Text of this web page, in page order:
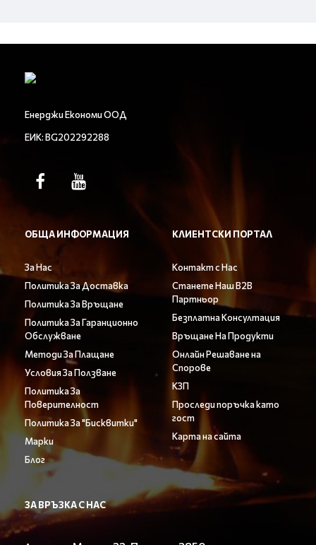
Енерджи Економи ООД
ЕИК: BG202292288
ОБЩА ИНФОРМАЦИЯ
За Нас
Политика За Доставка
Политика За Връщане
Политика За Гаранционно
Обслужване
Методи За Плащане
Условия За Ползване
Политика За
Поверителност
Политика За "Бисквитки"
Марки
Блог
КЛИЕНТСКИ ПОРТАЛ
Контакт с Нас
Станете Наш B2B
Партньор
Безплатна Консултация
Връщане На Продукти
Онлайн Решаване на
Спорове
КЗП
Проследи поръчка като
гост
Карта на сайта
ЗА ВРЪЗКА С НАС